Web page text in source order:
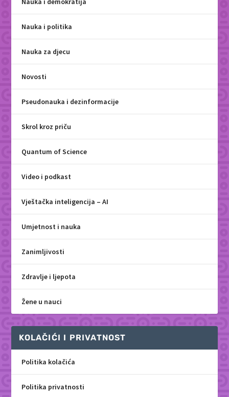
Nauka i politika
Nauka za djecu
Novosti
Pseudonauka i dezinformacije
Skrol kroz priču
Quantum of Science
Video i podkast
Vještačka inteligencija – AI
Umjetnost i nauka
Zanimljivosti
Zdravlje i ljepota
Žene u nauci
KOLAČIĆI I PRIVATNOST
Politika kolačića
Politika privatnosti